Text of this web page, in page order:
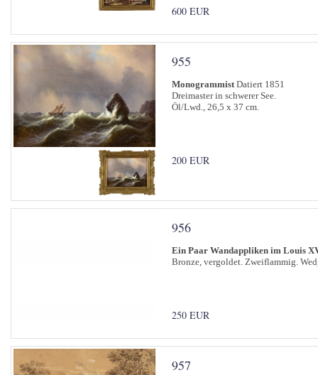
600 EUR
955
MonogrammistDatiert 1851
Dreimaster in schwerer See.
Öl/Lwd., 26,5 x 37 cm.
200 EUR
956
Ein Paar Wandappliken im Louis
Bronze, vergoldet. Zweiflammig.
250 EUR
957